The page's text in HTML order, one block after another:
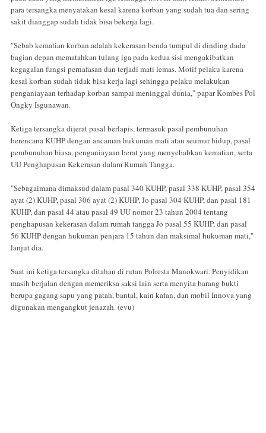
para tersangka menyatakan kesal karena korban yang sudah tua dan sering
sakit dianggap sudah tidak bisa bekerja lagi.
"Sebab kematian korban adalah kekerasan benda tumpul di dinding dada
bagian depan mematahkan tulang iga pada kedua sisi mengakibatkan
kegagalan fungsi pernafasan dan terjadi mati lemas. Motif pelaku karena
kesal korban sudah tidak bisa kerja lagi sehingga pelaku melakukan
penganiayaan terhadap korban sampai meninggal dunia," papar Kombes Pol
Ongky Isgunawan.
Ketiga tersangka dijerat pasal berlapis, termasuk pasal pembunuhan
berencana KUHP dengan ancaman hukuman mati atau seumur hidup, pasal
pembunuhan biasa, penganiayaan berat yang menyebabkan kematian, serta
UU Penghapusan Kekerasan dalam Rumah Tangga.
"Sebagaimana dimaksud dalam pasal 340 KUHP, pasal 338 KUHP, pasal 354
ayat (2) KUHP, pasal 306 ayat (2) KUHP, Jo pasal 304 KUHP, dan pasal 181
KUHP, dan pasal 44 atau pasal 49 UU nomor 23 tahun 2004 tentang
penghapusan kekerasan dalam rumah tangga Jo pasal 55 KUHP, dan pasal
56 KUHP dengan hukuman penjara 15 tahun dan maksimal hukuman mati,"
lanjut dia.
Saat ini ketiga tersangka ditahan di rutan Polresta Manokwari. Penyidikan
masih berjalan dengan memeriksa saksi lain serta menyita barang bukti
berupa gagang sapu yang patah, bantal, kain kafan, dan mobil Innova yang
digunakan mengangkut jenazah. (evu)